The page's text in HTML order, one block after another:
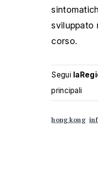
sviluppato
corso.
Segui
principali
hong kong